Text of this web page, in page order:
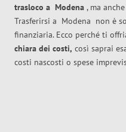
trasloco a Modena , ma
Trasferirsi a Modena non è
finanziaria. Ecco perché ti
chiara dei costi, così saprai
costi nascosti o spese